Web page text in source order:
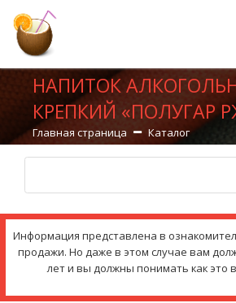
НАПИТОК
КРЕПКИЙ «ПОЛУГАР
Главная страница Каталог
Информация представлена в
продажи. Но даже в этом случае вам
лет и вы должны понимать как это